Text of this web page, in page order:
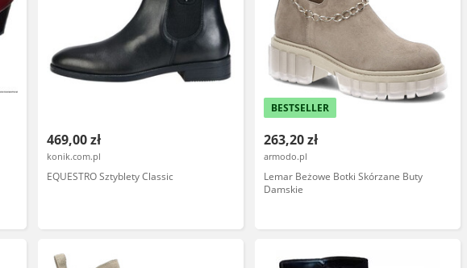
469,00 zł
konik.com.pl
EQUESTRO Sztyblety Classic
BESTSELLER
263,20 zł
armodo.pl
Lemar Beżowe Botki Skórzane Buty
Damskie